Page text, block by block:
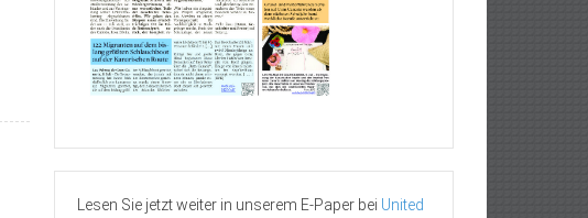
Lesen Sie jetzt weiter in unserem E-Paper bei United